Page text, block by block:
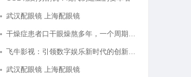
武汉配眼镜 上海配眼镜
武汉配眼镜 上海配眼镜